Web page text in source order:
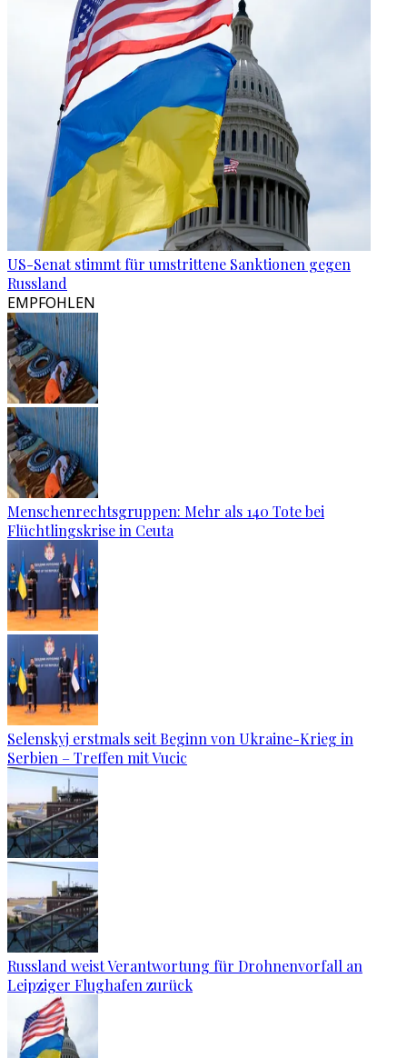
US-Senat stimmt für umstrittene Sanktionen gegen
Russland
EMPFOHLEN
Menschenrechtsgruppen: Mehr als 140 Tote bei
Flüchtlingskrise in Ceuta
Selenskyj erstmals seit Beginn von Ukraine-Krieg in
Serbien – Treffen mit Vucic
Russland weist Verantwortung für Drohnenvorfall an
Leipziger Flughafen zurück